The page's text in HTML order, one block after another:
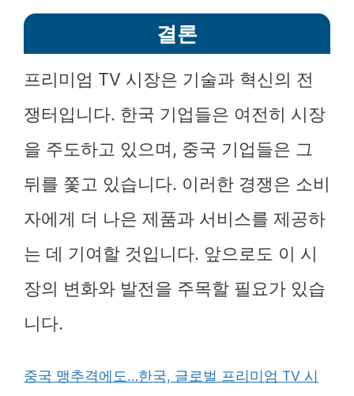
결론
프리미엄 TV 시장은 기술과 혁신의 전
쟁터입니다. 한국 기업들은 여전히 시장
을 주도하고 있으며, 중국 기업들은 그
뒤를 쫓고 있습니다. 이러한 경쟁은 소비
자에게 더 나은 제품과 서비스를 제공하
는 데 기여할 것입니다. 앞으로도 이 시
장의 변화와 발전을 주목할 필요가 있습
니다.
중국 맹추격에도…한국, 글로벌 프리미엄 TV 시